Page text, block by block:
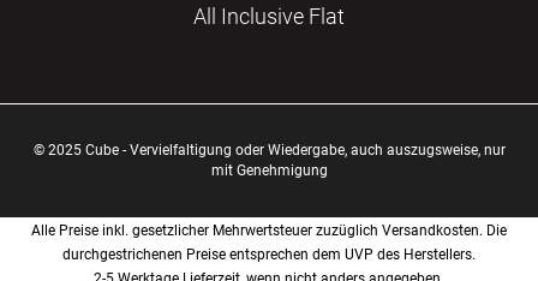
All Inclusive Flat
© 2025 Cube - Vervielfaltigung oder Wiedergabe, auch auszugsweise, nur
mit Genehmigung
Alle Preise inkl. gesetzlicher Mehrwertsteuer zuzüglich Versandkosten. Die
durchgestrichenen Preise entsprechen dem UVP des Herstellers.